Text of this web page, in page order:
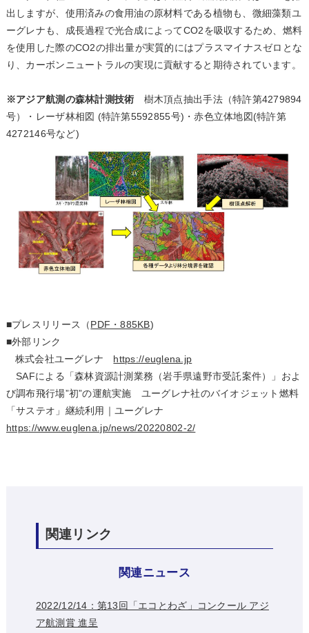
出しますが、使用済みの食用油の原材料である植物も、微細藻類ユ
ーグレナも、成長過程で光合成によってCO2を吸収するため、燃料
を使用した際のCO2の排出量が実質的にはプラスマイナスゼロとな
り、カーボンニュートラルの実現に貢献すると期待されています。
※アジア航測の森林計測技術 樹木頂点抽出手法（特許第4279894
号）・レーザ林相図 (特許第5592855号)・赤色立体地図(特許第
4272146号など)
■プレスリリース（PDF・885KB)
■外部リンク
株式会社ユーグレナ https://euglena.jp
SAFによる「森林資源計測業務（岩手県遠野市受託案件）」およ
び調布飛行場”初”の運航実施 ユーグレナ社のバイオジェット燃料
「サステオ」継続利用｜ユーグレナ
https://www.euglena.jp/news/20220802-2/
関連リンク
関連ニュース
2022/12/14：第13回「エコとわざ」コンクール アジ
ア航測賞 進呈